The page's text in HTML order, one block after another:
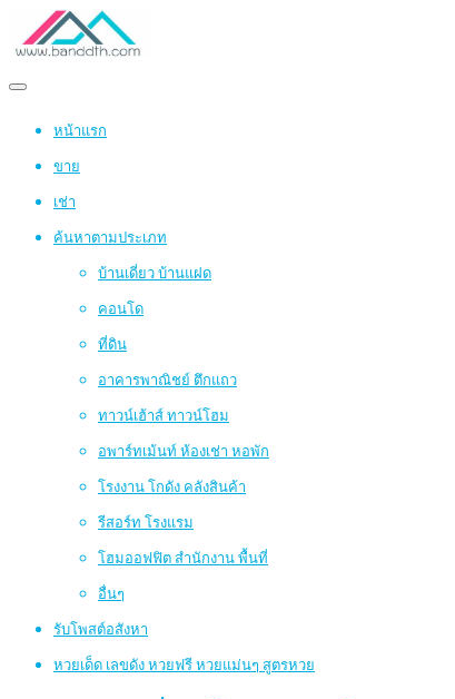
หน้าแรก
ขาย
เช่า
ค้นหาตามประเภท
บ้านเดี่ยว บ้านแฝด
คอนโด
ที่ดิน
อาคารพาณิชย์ ตึกแถว
ทาวน์เฮ้าส์ ทาวน์โฮม
อพาร์ทเม้นท์ ห้องเช่า หอพัก
โรงงาน โกดัง คลังสินค้า
รีสอร์ท โรงแรม
โฮมออฟฟิต สำนักงาน พื้นที่
อื่นๆ
รับโพสต์อสังหา
หวยเด็ด เลขดัง หวยฟรี หวยแม่นๆ สูตรหวย